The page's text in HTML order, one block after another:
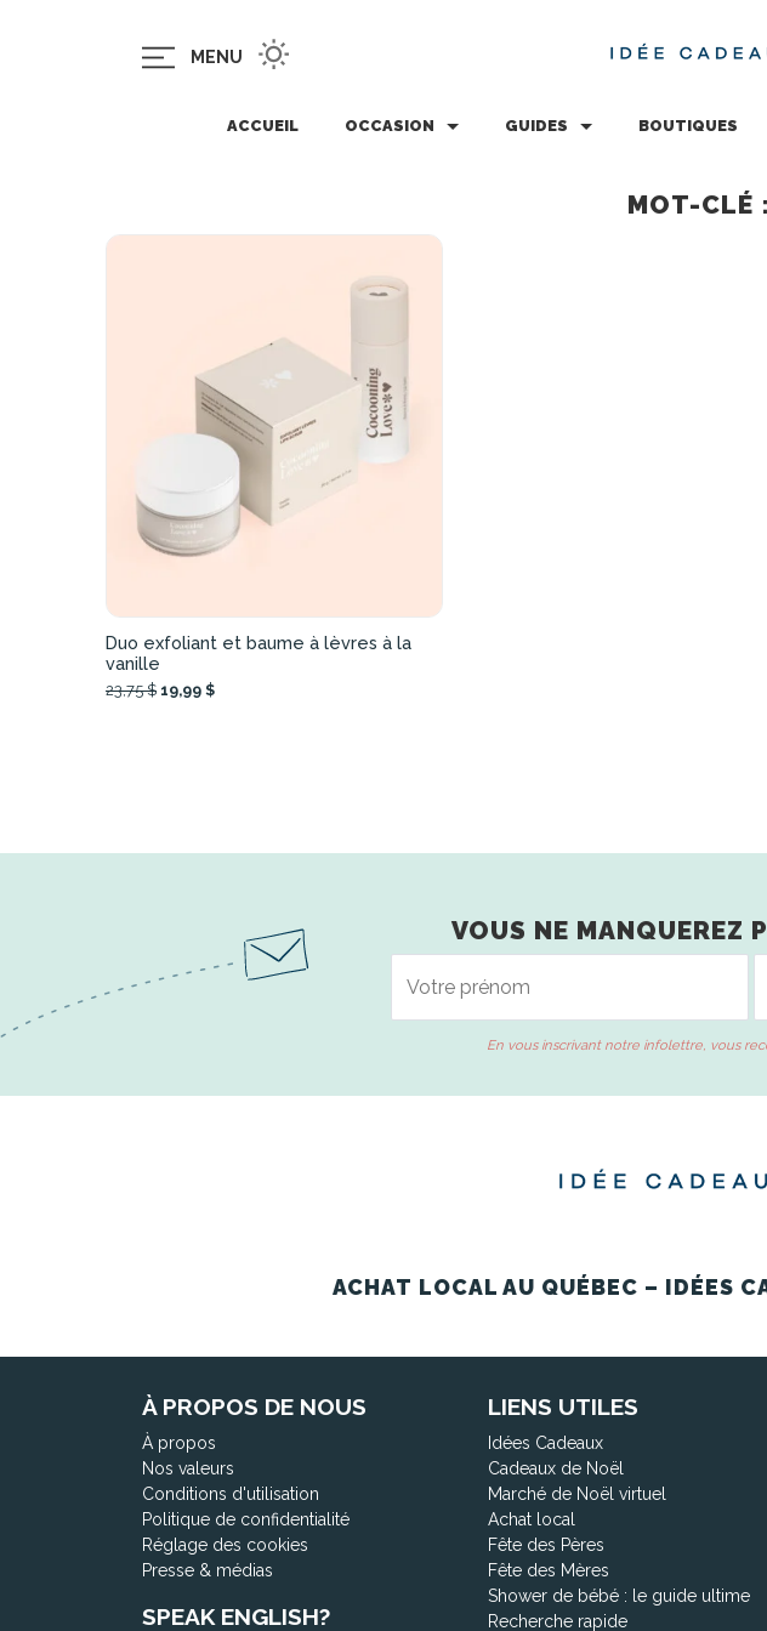
MENU
ACCUEIL OCCASION GUIDES BOUTIQUES
MOT-CLÉ
Duo exfoliant et baume à lèvres à la
vanille
23,75 $ 19,99 $
VOUS NE MANQUEREZ
En vous inscrivant notre infolettre, vous
ACHAT LOCAL AU QUÉBEC – IDÉES
À PROPOS DE NOUS
À propos
Nos valeurs
Conditions d'utilisation
Politique de confidentialité
Réglage des cookies
Presse & médias
SPEAK ENGLISH?
LIENS UTILES
Idées Cadeaux
Cadeaux de Noël
Marché de Noël virtuel
Achat local
Fête des Pères
Fête des Mères
Shower de bébé : le guide ultime
Recherche rapide